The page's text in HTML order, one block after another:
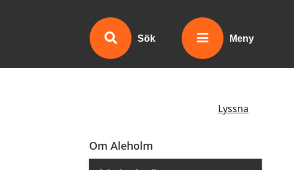
Sök Meny
Lyssna
Om Aleholm